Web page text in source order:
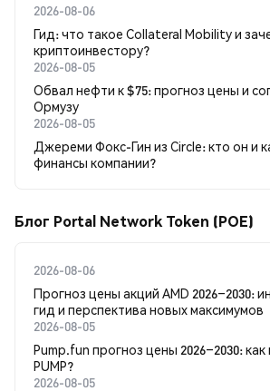
2026-08-06
Гид: что такое Collateral Mobility и
криптоинвестору?
2026-08-05
Обвал нефти к $75: прогноз цены и
Ормузу
2026-08-05
Джереми Фокс-Гин из Circle: кто он и
финансы компании?
Блог Portal Network Token (POE)
2026-08-06
Прогноз цены акций AMD 2026–2030:
гид и перспектива новых максимумов
2026-08-05
Pump.fun прогноз цены 2026–2030: как
PUMP?
2026-08-05